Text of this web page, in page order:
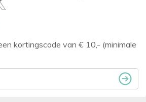
kortingscode van € 10,- (minimale